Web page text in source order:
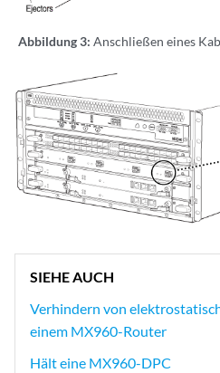
Abbildung 3: Anschließen eines
SIEHE AUCH
Verhindern von
einem MX960-Router
Hält eine MX960-DPC